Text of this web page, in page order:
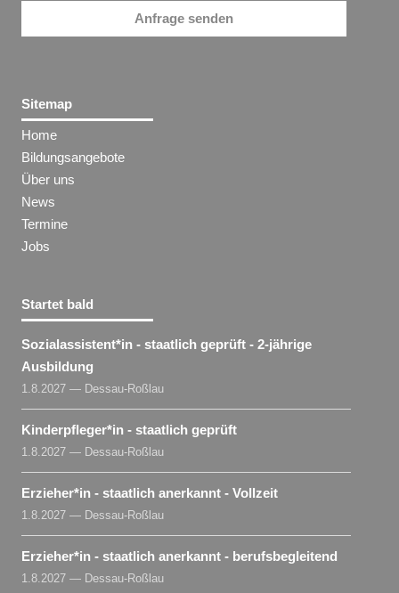
Anfrage senden
Sitemap
Home
Bildungsangebote
Über uns
News
Termine
Jobs
Startet bald
Sozialassistent​*in - staatlich geprüft - 2-jährige
Ausbildung
1.8.2027 — Dessau-Roßlau
Kinderpfleger​*in - staatlich geprüft
1.8.2027 — Dessau-Roßlau
Erzieher​*in - staatlich anerkannt - Vollzeit
1.8.2027 — Dessau-Roßlau
Erzieher​*in - staatlich anerkannt - berufsbegleitend
1.8.2027 — Dessau-Roßlau